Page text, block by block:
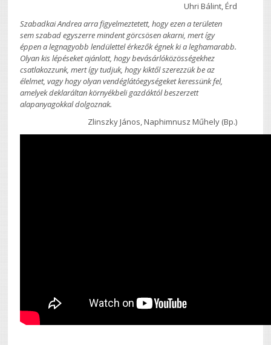
Uhri Bálint, Érd
Szabadkai Andrea arra figyelmeztetett, hogy ezen a területen
sem szabad egyszerre mindent görcsösen akarni, mert így
éppen a legnagyobb lendülettel érkezők égnek ki a leghamarabb.
Olyan kis lépéseket ajánlott, hogy bevásárlóközösségekhez
csatlakozzunk, mert így tudjuk, hogy kiktől szerezzük be az
élelmet, vagy hogy olyan vendéglátóegységeket keressünk fel,
amelyek deklaráltan környékbeli gazdáktól beszerzett
alapanyagokkal dolgoznak.
Zlinszky János, Naphimnusz Műhely (Bp.)